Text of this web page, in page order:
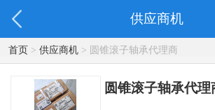
供应商机
首页> 供应商机> 圆锥滚子轴承代理商
圆锥滚子轴承代理